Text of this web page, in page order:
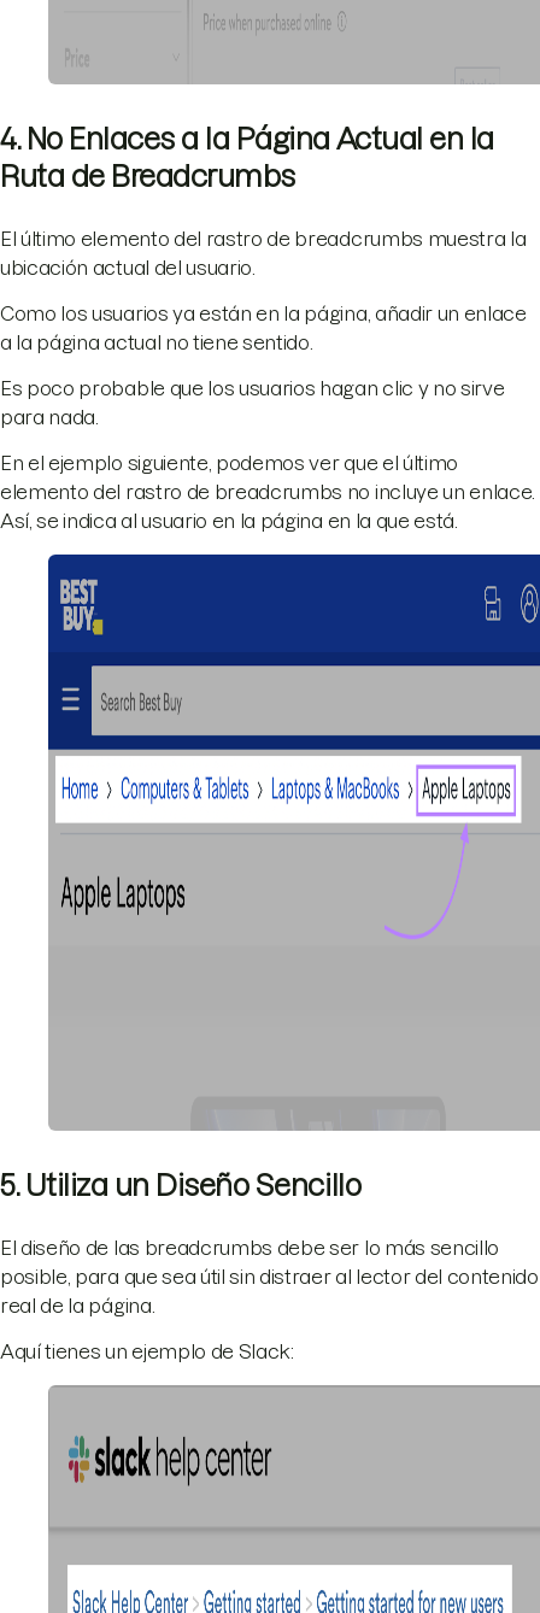
4. No Enlaces a la Página Actual en la
Ruta de Breadcrumbs
El último elemento del rastro de breadcrumbs muestra la
ubicación actual del usuario.
Como los usuarios ya están en la página, añadir un enlace
a la página actual no tiene sentido.
Es poco probable que los usuarios hagan clic y no sirve
para nada.
En el ejemplo siguiente, podemos ver que el último
elemento del rastro de breadcrumbs no incluye un enlace.
Así, se indica al usuario en la página en la que está.
5. Utiliza un Diseño Sencillo
El diseño de las breadcrumbs debe ser lo más sencillo
posible, para que sea útil sin distraer al lector del contenido
real de la página.
Aquí tienes un ejemplo de Slack: